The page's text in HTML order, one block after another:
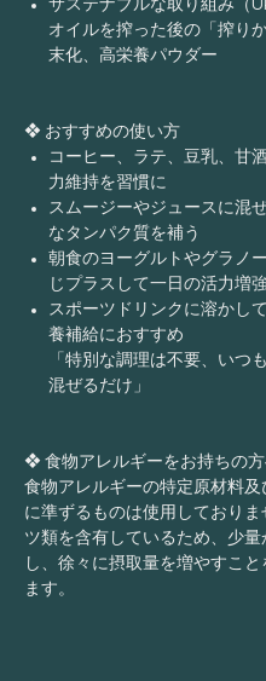
サステナブルな取り組み（
オイルを搾った後の「搾り
末化、高栄養パウダー
❖ おすすめの使い方
コーヒー、ラテ、豆乳、甘
力維持を習慣に
スムージーやジュースに混
なタンパク質を補う
朝食のヨーグルトやグラノ
じプラスして一日の活力増
スポーツドリンクに溶かし
養補給におすすめ
「特別な調理は不要、いつ
混ぜるだけ」
❖ 食物アレルギーをお持ちの
食物アレルギーの特定原材料及
に準ずるものは使用しておりま
ツ類を含有しているため、少量
し、徐々に摂取量を増やすこと
ます。